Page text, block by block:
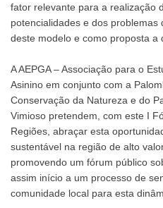
fator relevante para a realização
potencialidades e dos
deste modelo e como proposta a
A AEPGA – Associação para o
Asinino em conjunto com a
Conservação da Natureza e do
Vimioso pretendem, com este I
Regiões, abraçar esta
sustentável na região de alto
promovendo um fórum público
assim início a um processo de
comunidade local para esta